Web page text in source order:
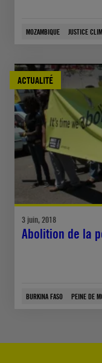
MOZAMBIQUE JUSTICE
ACTUALITÉ
3 juin, 2018
Abolition de la
BURKINA FASO PEINE DE